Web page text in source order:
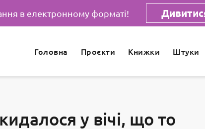
в електронному форматі!
Головна Проєкти Книжки Штуки
у вічі, що то